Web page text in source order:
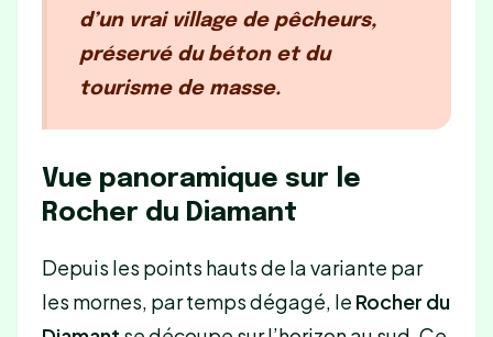
d’un vrai village de pêcheurs,
préservé du béton et du
tourisme de masse.
Vue panoramique sur le
Rocher du Diamant
Depuis les points hauts de la variante par
les mornes, par temps dégagé, le Rocher du